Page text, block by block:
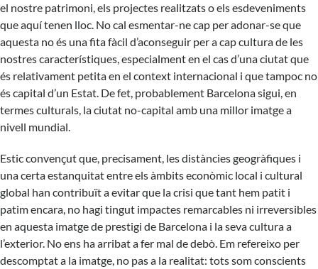
el nostre patrimoni, els projectes realitzats o els esdeveniments
que aquí tenen lloc. No cal esmentar-ne cap per adonar-se que
aquesta no és una fita fàcil d’aconseguir per a cap cultura de les
nostres característiques, especialment en el cas d’una ciutat que
és relativament petita en el context internacional i que tampoc no
és capital d’un Estat. De fet, probablement Barcelona sigui, en
termes culturals, la ciutat no-capital amb una millor imatge a
nivell mundial.
Estic convençut que, precisament, les distàncies geogràfiques i
una certa estanquitat entre els àmbits econòmic local i cultural
global han contribuït a evitar que la crisi que tant hem patit i
patim encara, no hagi tingut impactes remarcables ni irreversibles
en aquesta imatge de prestigi de Barcelona i la seva cultura a
l’exterior. No ens ha arribat a fer mal de debò. Em refereixo per
descomptat a la imatge, no pas a la realitat: tots som conscients